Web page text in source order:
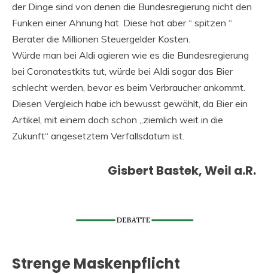
der Dinge sind von denen die Bundesregierung nicht den
Funken einer Ahnung hat. Diese hat aber “ spitzen “
Berater die Millionen Steuergelder Kosten.
Würde man bei Aldi agieren wie es die Bundesregierung
bei Coronatestkits tut, würde bei Aldi sogar das Bier
schlecht werden, bevor es beim Verbraucher ankommt.
Diesen Vergleich habe ich bewusst gewählt, da Bier ein
Artikel, mit einem doch schon „ziemlich weit in die
Zukunft“ angesetztem Verfallsdatum ist.
Gisbert Bastek, Weil a.R.
Strenge Maskenpflicht